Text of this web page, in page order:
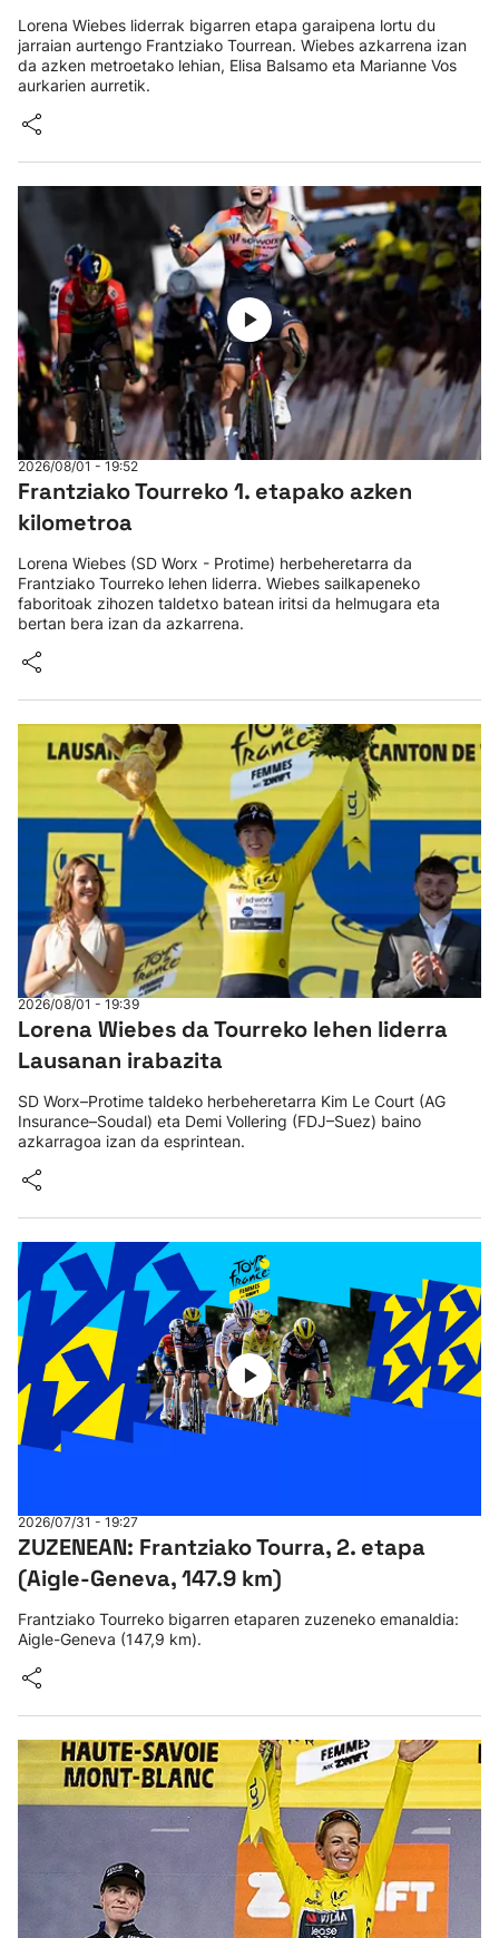
Lorena Wiebes liderrak bigarren etapa garaipena lortu du
jarraian aurtengo Frantziako Tourrean. Wiebes azkarrena izan
da azken metroetako lehian, Elisa Balsamo eta Marianne Vos
aurkarien aurretik.
2026/08/01 - 19:52
Frantziako Tourreko 1. etapako azken
kilometroa
Lorena Wiebes (SD Worx - Protime) herbeheretarra da
Frantziako Tourreko lehen liderra. Wiebes sailkapeneko
faboritoak zihozen taldetxo batean iritsi da helmugara eta
bertan bera izan da azkarrena.
2026/08/01 - 19:39
Lorena Wiebes da Tourreko lehen liderra
Lausanan irabazita
SD Worx–Protime taldeko herbeheretarra Kim Le Court (AG
Insurance–Soudal) eta Demi Vollering (FDJ–Suez) baino
azkarragoa izan da esprintean.
2026/07/31 - 19:27
ZUZENEAN: Frantziako Tourra, 2. etapa
(Aigle-Geneva, 147.9 km)
Frantziako Tourreko bigarren etaparen zuzeneko emanaldia:
Aigle-Geneva (147,9 km).